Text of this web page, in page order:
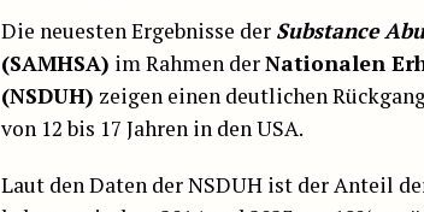
Die neuesten Ergebnisse der Substance
(SAMHSA) im Rahmen derNationalen
(NSDUH) zeigen einen deutlichen
von 12 bis 17 Jahren in den USA.
Laut den Daten der NSDUH ist der Anteil